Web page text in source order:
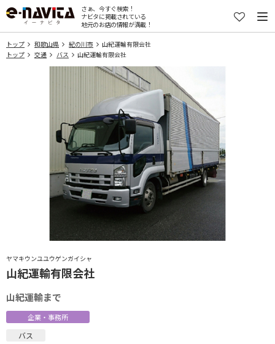
さぁ、今すぐ検索！
ナビタに掲載されている
地元のお店の情報が満載！
トップ 和歌山県 紀の川市
山紀運輸有限会社
トップ
交通 バス 山紀運輸有限会社
ヤマキウンユユウゲンガイシャ
山紀運輸有限会社
山紀運輸まで
企業・事務所
バス